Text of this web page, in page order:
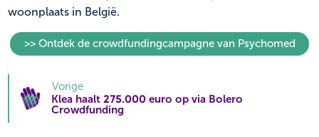
woonplaats in België.
>> Ontdek de crowdfundingcampagne van Psychomed
Vorige
Klea haalt 275.000 euro op via Bolero
Crowdfunding